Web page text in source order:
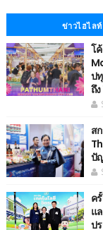
ข่าวไฮไลท์
โ
ป
ถึ
ส
ปั
ค
แ
ป